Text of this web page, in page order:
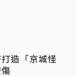
造「京城怪